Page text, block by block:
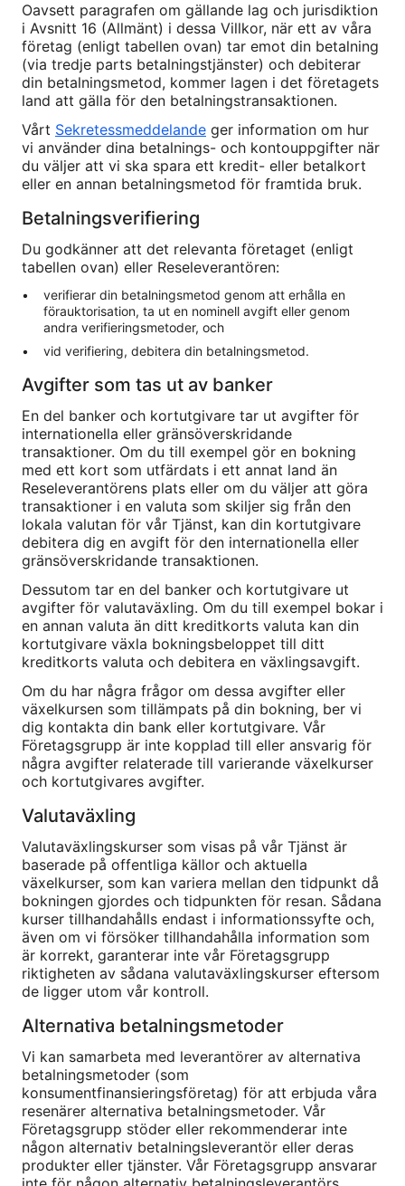
Oavsett paragrafen om gällande lag och jurisdiktion
i Avsnitt 16 (Allmänt) i dessa Villkor, när ett av våra
företag (enligt tabellen ovan) tar emot din betalning
(via tredje parts betalningstjänster) och debiterar
din betalningsmetod, kommer lagen i det företagets
land att gälla för den betalningstransaktionen.
Vårt Sekretessmeddelande ger information om hur
vi använder dina betalnings- och kontouppgifter när
du väljer att vi ska spara ett kredit- eller betalkort
eller en annan betalningsmetod för framtida bruk.
Betalningsverifiering
Du godkänner att det relevanta företaget (enligt
tabellen ovan) eller Reseleverantören:
verifierar din betalningsmetod genom att erhålla en
förauktorisation, ta ut en nominell avgift eller genom
andra verifieringsmetoder, och
vid verifiering, debitera din betalningsmetod.
Avgifter som tas ut av banker
En del banker och kortutgivare tar ut avgifter för
internationella eller gränsöverskridande
transaktioner. Om du till exempel gör en bokning
med ett kort som utfärdats i ett annat land än
Reseleverantörens plats eller om du väljer att göra
transaktioner i en valuta som skiljer sig från den
lokala valutan för vår Tjänst, kan din kortutgivare
debitera dig en avgift för den internationella eller
gränsöverskridande transaktionen.
Dessutom tar en del banker och kortutgivare ut
avgifter för valutaväxling. Om du till exempel bokar i
en annan valuta än ditt kreditkorts valuta kan din
kortutgivare växla bokningsbeloppet till ditt
kreditkorts valuta och debitera en växlingsavgift.
Om du har några frågor om dessa avgifter eller
växelkursen som tillämpats på din bokning, ber vi
dig kontakta din bank eller kortutgivare. Vår
Företagsgrupp är inte kopplad till eller ansvarig för
några avgifter relaterade till varierande växelkurser
och kortutgivares avgifter.
Valutaväxling
Valutaväxlingskurser som visas på vår Tjänst är
baserade på offentliga källor och aktuella
växelkurser, som kan variera mellan den tidpunkt då
bokningen gjordes och tidpunkten för resan. Sådana
kurser tillhandahålls endast i informationssyfte och,
även om vi försöker tillhandahålla information som
är korrekt, garanterar inte vår Företagsgrupp
riktigheten av sådana valutaväxlingskurser eftersom
de ligger utom vår kontroll.
Alternativa betalningsmetoder
Vi kan samarbeta med leverantörer av alternativa
betalningsmetoder (som
konsumentfinansieringsföretag) för att erbjuda våra
resenärer alternativa betalningsmetoder. Vår
Företagsgrupp stöder eller rekommenderar inte
någon alternativ betalningsleverantör eller deras
produkter eller tjänster. Vår Företagsgrupp ansvarar